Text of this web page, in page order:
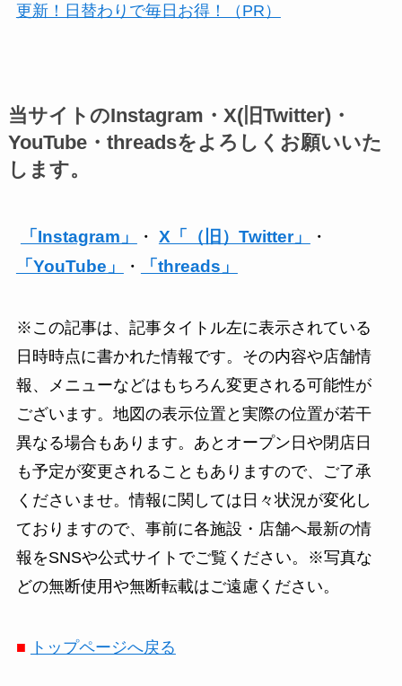
更新！日替わりで毎日お得！（PR）
当サイトのInstagram・X(旧Twitter)・
YouTube・threadsをよろしくお願いいた
します。
「Instagram」 ・ X「（旧）Twitter」
・
「YouTube」
・ 「threads」
※この記事は、記事タイトル左に表示されている
日時時点に書かれた情報です。その内容や店舗情
報、メニューなどはもちろん変更される可能性が
ございます。地図の表示位置と実際の位置が若干
異なる場合もあります。あとオープン日や閉店日
も予定が変更されることもありますので、ご了承
くださいませ。情報に関しては日々状況が変化し
ておりますので、事前に各施設・店舗へ最新の情
報をSNSや公式サイトでご覧ください。※写真な
どの無断使用や無断転載はご遠慮ください。
■ トップページへ戻る